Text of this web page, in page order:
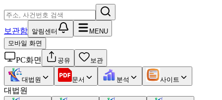
보관함 알림센터
MENU
모바일 화면
PC화면 공유 보관
대법원 문서 분석 사이트
대법원